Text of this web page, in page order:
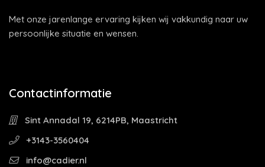
Met onze jarenlange ervaring kijken wij vakkundig naar uw
persoonlijke situatie en wensen.
Contactinformatie
Sint Annadal 19, 6214PB, Maastricht
+3143-3560404
info@cadier.nl